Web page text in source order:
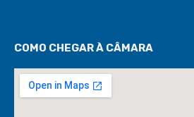
COMO CHEGAR À CÂMARA